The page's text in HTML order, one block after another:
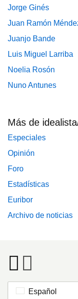
Jorge Ginés
Juan Ramón
Juanjo Bande
Luis Miguel Larriba
Noelia Rosón
Nuno Antunes
Más de
Especiales
Opinión
Foro
Estadísticas
Euribor
Archivo de noticias
Español